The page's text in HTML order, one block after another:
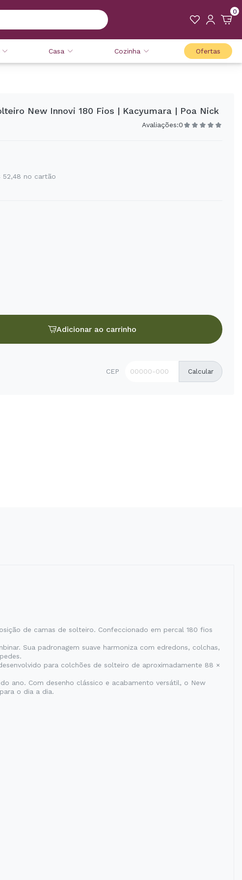
0
Casa Cozinha Ofertas
New Innovi 180 Fios | Kacyumara | Poa Nick
Avaliações:0
52,48 no cartão
Adicionar ao carrinho
CEP Calcular
de camas de solteiro. Confeccionado em percal 180 fios
Sua padronagem suave harmoniza com edredons, colchas,
para colchões de solteiro de aproximadamente 88 ×
ano. Com desenho clássico e acabamento versátil, o New
o dia a dia.